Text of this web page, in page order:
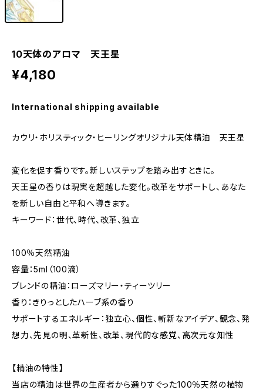
10天体のアロマ 天王星
¥4,180
International shipping available
カウリ・ホリスティック・ヒーリングオリジナル天体精油 天王星
変化を促す香りです。新しいステップを踏み出すときに。
天王星の香りは現実を超越した変化。改革をサポートし、あなた
を新しい自由と平和へ導きます。
キーワード：世代、時代、改革、独立
100％天然精油
容量：5ml（100滴）
ブレンドの精油：ローズマリー・ティーツリー
香り：きりっとしたハーブ系の香り
サポートするエネルギー：独立心、個性、斬新なアイデア、観念、発
想力、先見の明、革新性、改革、現代的な感覚、高次元な知性
【精油の特性】
当店の精油は世界の生産者から選りすぐった100％天然の植物